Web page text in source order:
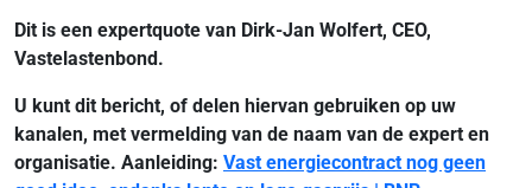
Dit is een expertquote van Dirk-Jan Wolfert, CEO,
Vastelastenbond.
U kunt dit bericht, of delen hiervan gebruiken op uw
kanalen, met vermelding van de naam van de expert en
organisatie. Aanleiding: Vast energiecontract nog geen